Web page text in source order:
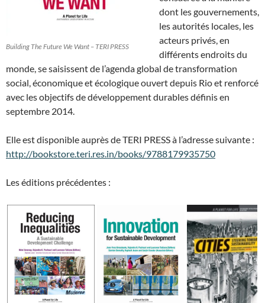
Building The Future We Want – TERI PRESS
dont les gouvernements,
les autorités locales, les
acteurs privés, en
différents endroits du
monde, se saisissent de l’agenda global de transformation
social, économique et écologique ouvert depuis Rio et renforcé
avec les objectifs de développement durables définis en
septembre 2014.
Elle est disponible auprès de TERI PRESS à l’adresse suivante :
http://bookstore.teri.res.in/books/9788179935750
Les éditions précédentes :